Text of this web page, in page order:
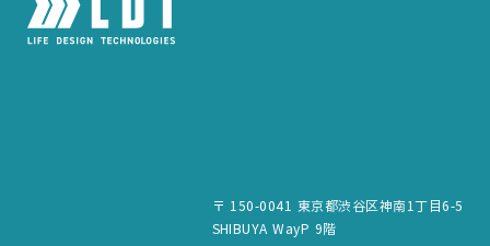
〒 150-0041 東京都渋谷区神南1丁目6-5
SHIBUYA WayP 9階